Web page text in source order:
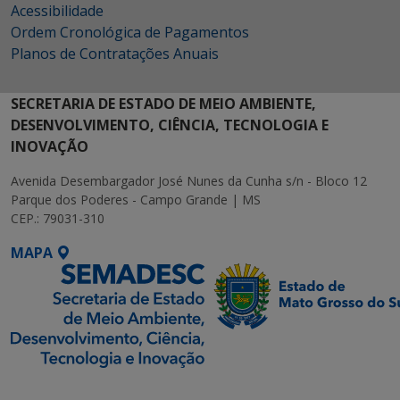
Acessibilidade
Ordem Cronológica de Pagamentos
Planos de Contratações Anuais
SECRETARIA DE ESTADO DE MEIO AMBIENTE,
DESENVOLVIMENTO, CIÊNCIA, TECNOLOGIA E
INOVAÇÃO
Avenida Desembargador José Nunes da Cunha s/n - Bloco 12
Parque dos Poderes - Campo Grande | MS
CEP.: 79031-310
MAPA